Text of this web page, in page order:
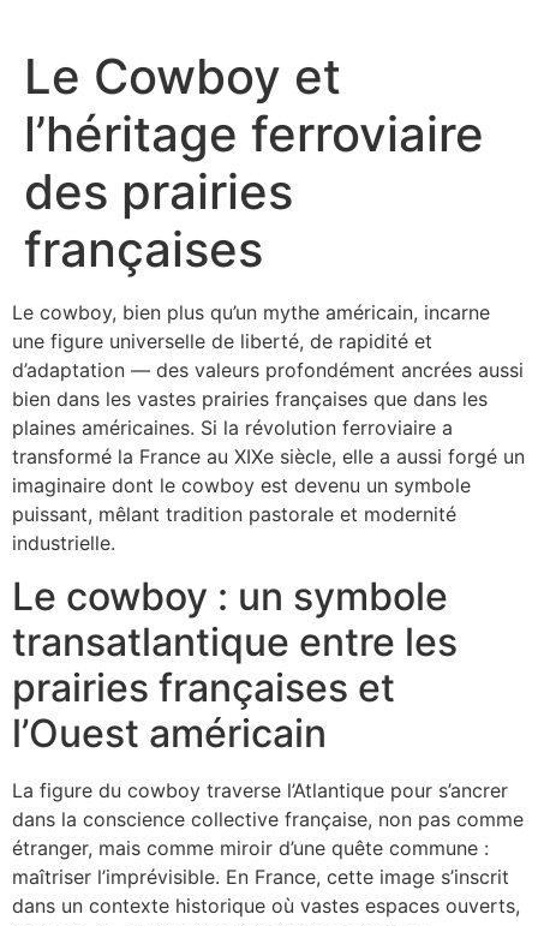
Le Cowboy et
l’héritage ferroviaire
des prairies
françaises
Le cowboy, bien plus qu’un mythe américain, incarne
une figure universelle de liberté, de rapidité et
d’adaptation — des valeurs profondément ancrées aussi
bien dans les vastes prairies françaises que dans les
plaines américaines. Si la révolution ferroviaire a
transformé la France au XIXe siècle, elle a aussi forgé un
imaginaire dont le cowboy est devenu un symbole
puissant, mêlant tradition pastorale et modernité
industrielle.
Le cowboy : un symbole
transatlantique entre les
prairies françaises et
l’Ouest américain
La figure du cowboy traverse l’Atlantique pour s’ancrer
dans la conscience collective française, non pas comme
étranger, mais comme miroir d’une quête commune :
maîtriser l’imprévisible. En France, cette image s’inscrit
dans un contexte historique où vastes espaces ouverts,